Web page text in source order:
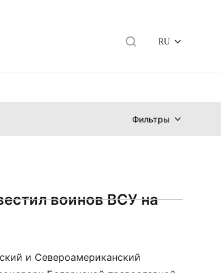
RU
Фильтры
воинов ВСУ на
и Североамериканский